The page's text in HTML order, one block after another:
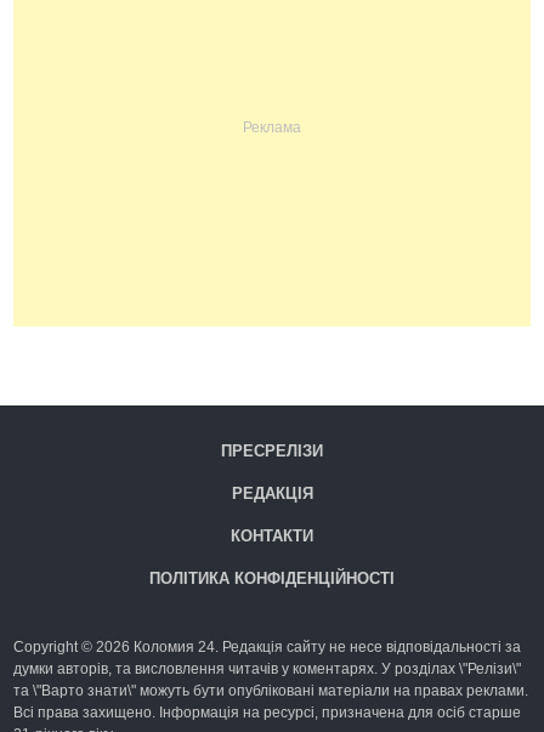
ПРЕСРЕЛІЗИ
РЕДАКЦІЯ
КОНТАКТИ
ПОЛІТИКА КОНФІДЕНЦІЙНОСТІ
Copyright © 2026 Коломия 24. Редакція сайту не несе відповідальності за
думки авторів, та висловлення читачів у коментарях. У розділах \"Релізи\"
та \"Варто знати\" можуть бути опубліковані матеріали на правах реклами.
Всі права захищено. Інформація на ресурсі, призначена для осіб старше